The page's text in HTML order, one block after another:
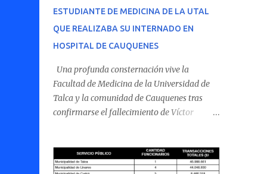
ESTUDIANTE DE MEDICINA DE LA UTAL
QUE REALIZABA SU INTERNADO EN
HOSPITAL DE CAUQUENES
Una profunda consternación vive la
Facultad de Medicina de la Universidad de
Talca y la comunidad de Cauquenes tras
confirmarse el fallecimiento de Víctor
Cauquenes. De acuerdo con los antecedentes
conocidos, el joven se presentó a cumplir su